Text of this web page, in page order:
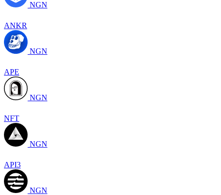
NGN
ANKR
NGN
APE
NGN
NFT
NGN
API3
NGN